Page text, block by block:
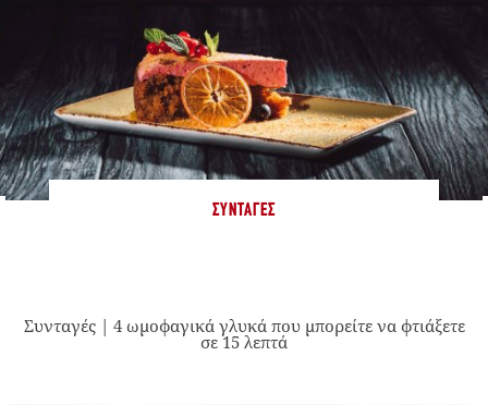
ΣΥΝΤΑΓΈΣ
Συνταγές | 4 ωμοφαγικά γλυκά που μπορείτε να φτιάξετε
σε 15 λεπτά